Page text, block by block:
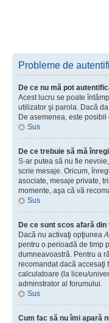
Probleme de
De ce nu mă pot
Acest lucru se poate
utilizator şi parola. Dacă
De asemenea, este
Sus
De ce trebuie să mă
S-ar putea să nu fie
scrie mesaje. Oricum,
asociate, mesaje private,
momente, aşa că vă
Sus
De ce sunt scos afară
Dacă nu activaţi opţiunea
pentru o perioadă de timp
dumneavoastră. Pentru a
recomandat dacă accesaţi
calculatoare (la liceu/
adminstrator al forumului.
Sus
Cum fac să nu îmi apară